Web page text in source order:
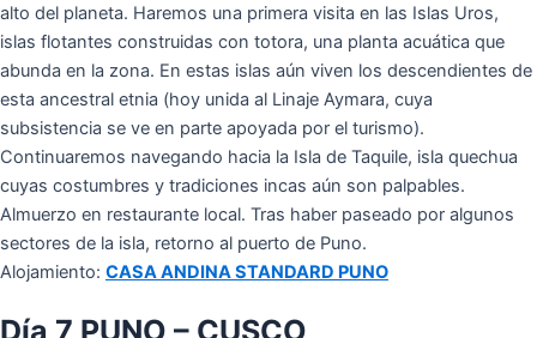
alto del planeta. Haremos una primera visita en las Islas Uros,
islas flotantes construidas con totora, una planta acuática que
abunda en la zona. En estas islas aún viven los descendientes de
esta ancestral etnia (hoy unida al Linaje Aymara, cuya
subsistencia se ve en parte apoyada por el turismo).
Continuaremos navegando hacia la Isla de Taquile, isla quechua
cuyas costumbres y tradiciones incas aún son palpables.
Almuerzo en restaurante local. Tras haber paseado por algunos
sectores de la isla, retorno al puerto de Puno.
Alojamiento: CASA ANDINA STANDARD PUNO
Día 7 PUNO – CUSCO